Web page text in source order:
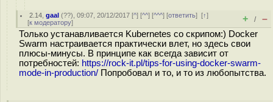
2.14 ,gaal (??), 09:07, 20/12/2017 [^] [^^] [^^^] [ответить][↑]
[к модератору] + / –
Только устанавливается Kubernetes со скрипом:) Docker
Swarm настраивается практически влет, но здесь свои
плюсы-минусы. В принципе как всегда зависит от
потребностей: https://rock-it.pl/tips-for-using-docker-swarm-
mode-in-production/ Попробовал и то, и то из любопытства.